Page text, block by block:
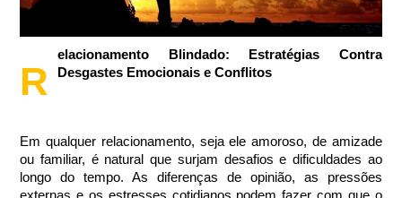
R
elacionamento Blindado: Estratégias Contra
Desgastes Emocionais e Conflitos
Em qualquer relacionamento, seja ele amoroso, de amizade
ou familiar, é natural que surjam desafios e dificuldades ao
longo do tempo. As diferenças de opinião, as pressões